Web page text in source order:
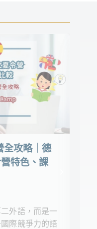
全攻略｜德
特色、課
外語，而是一
際競爭力的語